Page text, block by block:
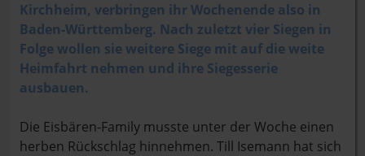
Kirchheim, verbringen ihr Wochenende also in
Baden-Württemberg. Nach zuletzt vier Siegen in
Folge wollen sie weitere Siege mit auf die weite
Heimfahrt nehmen und ihre Siegesserie
ausbauen.
Die Eisbären-Family musste unter der Woche einen
herben Rückschlag hinnehmen. Till Isemann hat sich